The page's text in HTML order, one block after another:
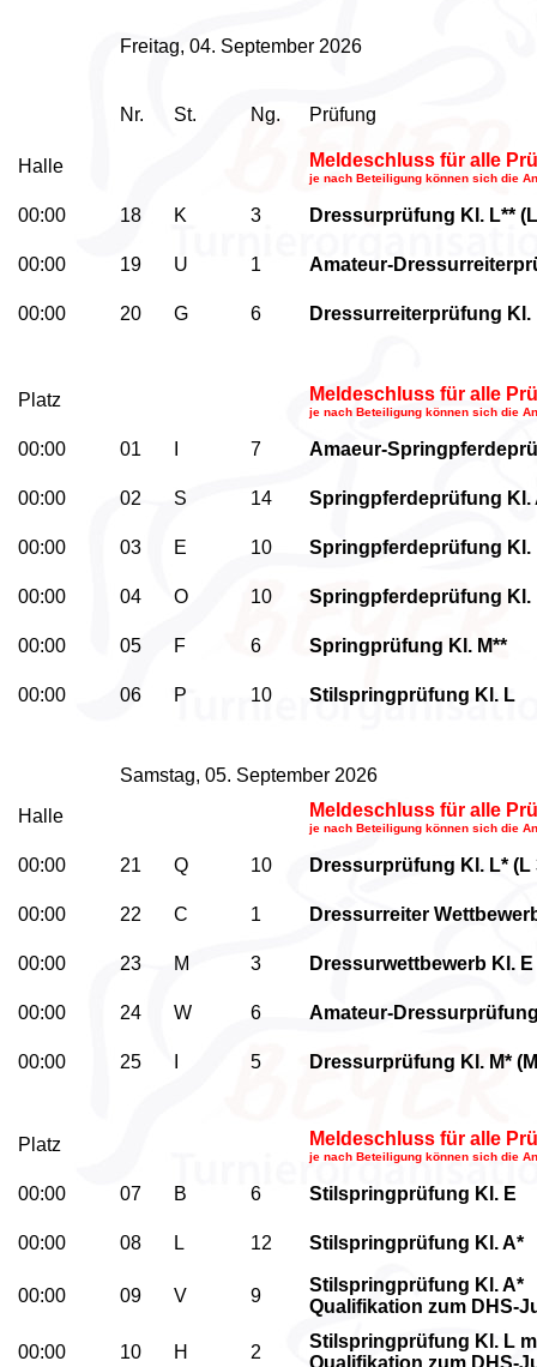
Freitag, 04. September 2026
Nr. St. Ng. Prüfung
Halle Meldeschluss für alle
je nach Beteiligung können sich die
00:00 18 K 3 Dressurprüfung Kl. L**
00:00 19 U 1 Amateur-
00:00 20 G 6 Dressurreiterprüfung Kl.
Platz Meldeschluss für alle
je nach Beteiligung können sich die
00:00 01 7 Amaeur-
00:00 02 S 14 Springpferdeprüfung Kl.
00:00 03 E 10 Springpferdeprüfung Kl.
00:00 04 O 10 Springpferdeprüfung Kl.
00:00 05 F 6 Springprüfung Kl. M**
00:00 06 P 10 Stilspringprüfung Kl. L
Samstag, 05. September 2026
Halle
Meldeschluss für alle
je nach Beteiligung können sich die
00:00 21 Q 10 Dressurprüfung Kl. L* (L
00:00 22 C 1 Dressurreiter
00:00 23 M 3 Dressurwettbewerb Kl. E
00:00 24 W 6 Amateur-
00:00 25 5 Dressurprüfung Kl. M*
Platz Meldeschluss für alle
je nach Beteiligung können sich die
00:00 07 B 6 Stilspringprüfung Kl. E
00:00 08 L 12 Stilspringprüfung Kl. A*
00:00 09 V 9
Stilspringprüfung Kl. A*
Qualifikation zum DHS-
00:00 10 H 2
Stilspringprüfung Kl. L
Qualifikation zum DHS-